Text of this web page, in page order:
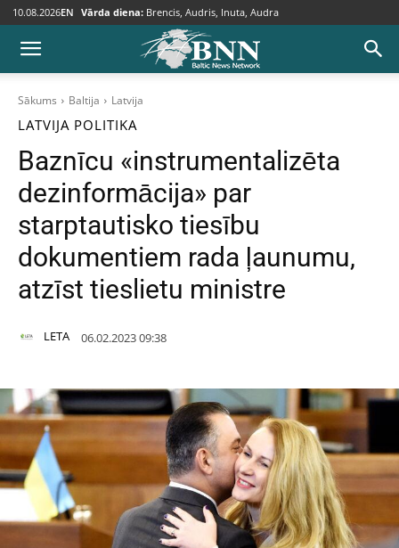
10.08.2026EN Vārda diena: Brencis, Audris, Inuta, Audra
Sākums Baltija Latvija
LATVIJA POLITIKA
Baznīcu «instrumentalizēta
dezinformācija» par
starptautisko tiesību
dokumentiem rada ļaunumu,
atzīst tieslietu ministre
LETA 06.02.2023 09:38